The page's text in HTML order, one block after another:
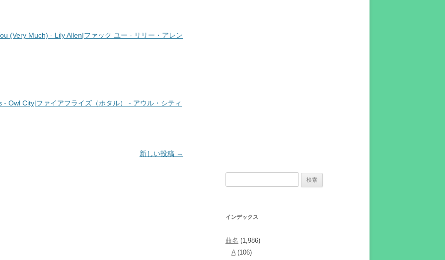
(Very Much) - Lily Allen|ファック ユー - リリー・アレン
- Owl City|ファイアフライズ（ホタル） - アウル・シティ
新しい投稿 →
インデックス
曲名 (1,986)
A(106)